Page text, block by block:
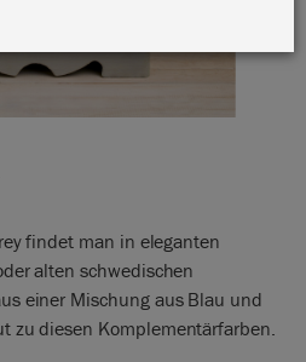
findet man in eleganten
alten schwedischen
einer Mischung aus Blau und
zu diesen Komplementärfarben.